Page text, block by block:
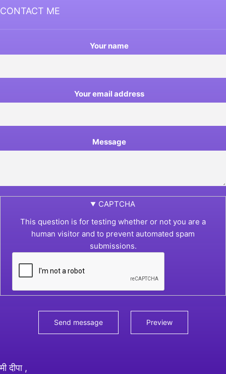
CONTACT ME
Your name
Your email address
Message
CAPTCHA
This question is for testing whether or not you are a
human visitor and to prevent automated spam
submissions.
मी दीपा ,